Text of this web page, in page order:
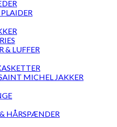
& LUFFER
MICHEL JAKKER
HÅRSPÆNDER